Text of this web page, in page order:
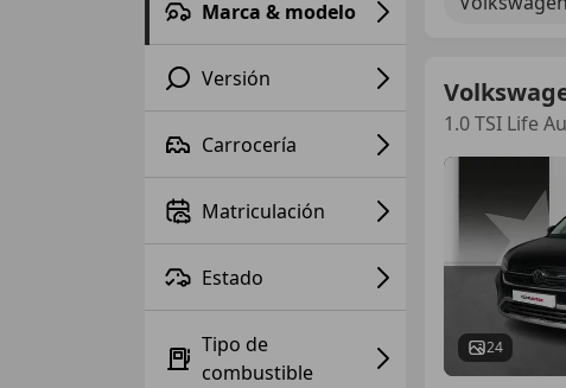
Marca & modelo
Versión
Carrocería
Matriculación
Estado
Tipo de
combustible
1.0 TSI Life
24